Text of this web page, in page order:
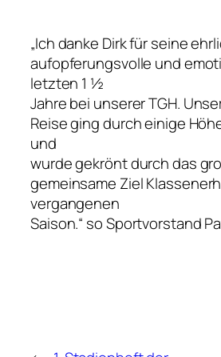
„Ich danke Dirk für seine
aufopferungsvolle und
letzten 1 ½
Jahre bei unserer TGH.
Reise ging durch einige
und
wurde gekrönt durch das
gemeinsame Ziel
vergangenen
Saison.“ so Sportvorstand